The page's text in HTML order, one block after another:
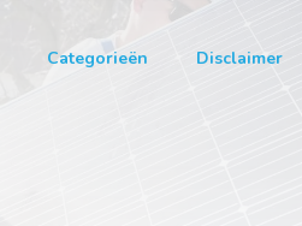
Categorieën Disclaimer